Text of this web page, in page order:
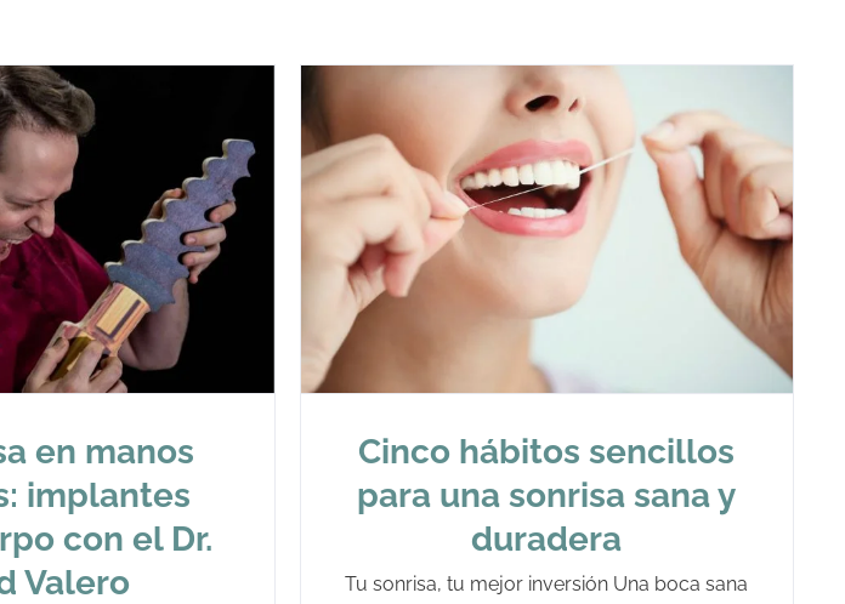
en manos
implantes
con el Dr.
Valero
Cinco hábitos sencillos
para una sonrisa sana y
duradera
Tu sonrisa, tu mejor inversión Una boca sana